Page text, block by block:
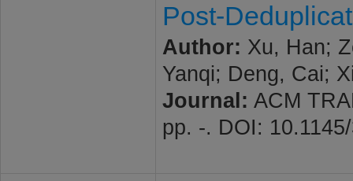
Post-
Author: Xu, Han;
Yanqi; Deng, Cai;
Journal: ACM
pp. -. DOI: